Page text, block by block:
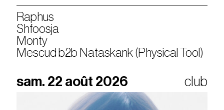
Raphus
Shfoosja
Monty
Mescud b2b Nataskank (Physical Tool)
sam. 22 août 2026 club